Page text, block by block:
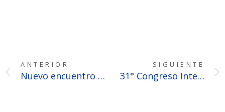
ANTERIOR
Nuevo encuentro del Ateneo 2025 sobre Personas Jurídicas en el Colegio de Escribanos
SIGUIENTE
31° Congreso Internacional del Notariado